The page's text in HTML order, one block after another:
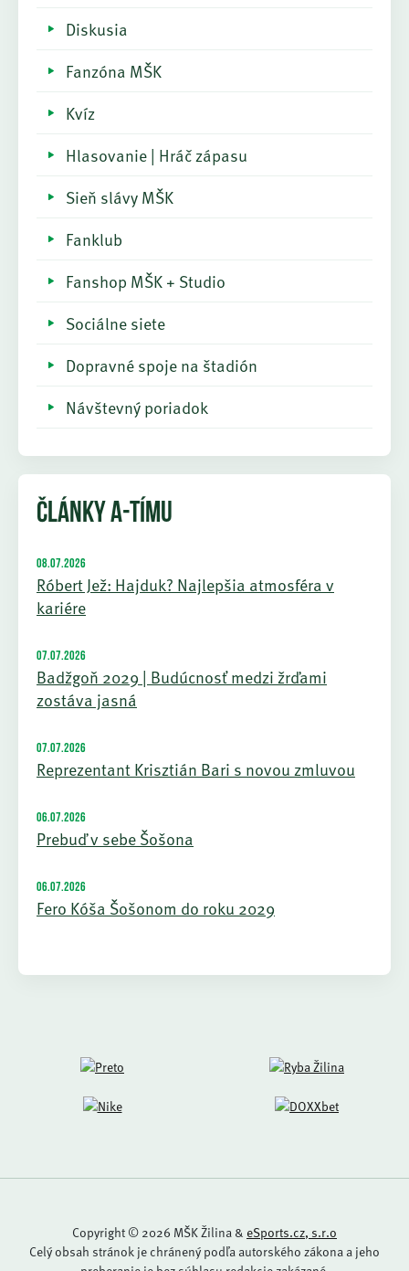
Diskusia
Fanzóna MŠK
Kvíz
Hlasovanie | Hráč zápasu
Sieň slávy MŠK
Fanklub
Fanshop MŠK + Studio
Sociálne siete
Dopravné spoje na štadión
Návštevný poriadok
ČLÁNKY A-TÍMU
08.07.2026
Róbert Jež: Hajduk? Najlepšia atmosféra v
kariére
07.07.2026
Badžgoň 2029 | Budúcnosť medzi žrďami
zostáva jasná
07.07.2026
Reprezentant Krisztián Bari s novou zmluvou
06.07.2026
Prebuď v sebe Šošona
06.07.2026
Fero Kóša Šošonom do roku 2029
Copyright © 2026 MŠK Žilina & eSports.cz, s.r.o
Celý obsah stránok je chránený podľa autorského zákona a jeho